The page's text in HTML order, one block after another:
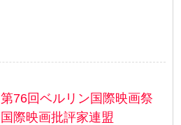
第76回ベルリン国際映画祭
国際映画批評家連盟